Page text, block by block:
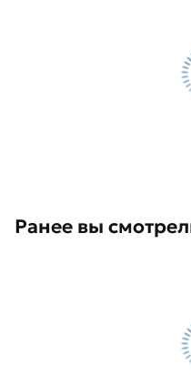
Ранее вы